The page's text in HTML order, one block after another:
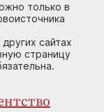
только в
сайтах
страницу